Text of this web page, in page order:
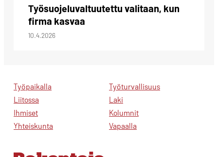
Työsuojeluvaltuutettu valitaan, kun
firma kasvaa
10.4.2026
Työpaikalla
Liitossa
Ihmiset
Yhteiskunta
Työturvallisuus
Laki
Kolumnit
Vapaalla